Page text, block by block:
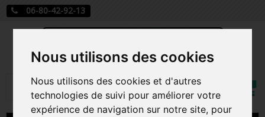
Nous utilisons des cookies
Nous utilisons des cookies et d'autres
technologies de suivi pour améliorer votre
expérience de navigation sur notre site, pour
06-80-42-92-13
Rechercher
Mon